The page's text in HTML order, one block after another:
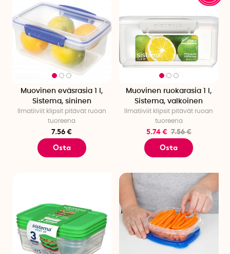
Muovinen eväsrasia 1 l,
Sistema, sininen
Ilmatiiviit klipsit pitävät ruoan
tuoreena
7.56 €
Osta
Muovinen ruokarasia 1 l,
Sistema, valkoinen
Ilmatiiviit klipsit pitävät ruoan
tuoreena
5.74 € 7.56 €
Osta